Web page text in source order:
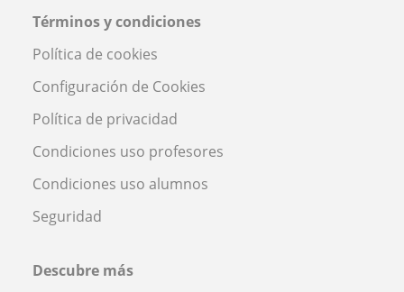
Términos y condiciones
Política de cookies
Configuración de Cookies
Política de privacidad
Condiciones uso profesores
Condiciones uso alumnos
Seguridad
Descubre más